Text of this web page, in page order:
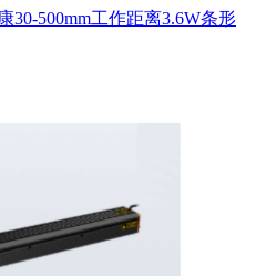
30-500mm工作距离3.6W条形